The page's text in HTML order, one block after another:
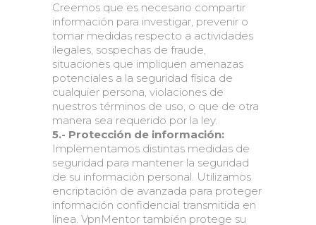
Creemos que es necesario compartir
información para investigar, prevenir o
tomar medidas respecto a actividades
ilegales, sospechas de fraude,
situaciones que impliquen amenazas
potenciales a la seguridad física de
cualquier persona, violaciones de
nuestros términos de uso, o que de otra
manera sea requerido por la ley.
5.- Protección de información:
Implementamos distintas medidas de
seguridad para mantener la seguridad
de su información personal. Utilizamos
encriptación de avanzada para proteger
información confidencial transmitida en
línea. VpnMentor también protege su